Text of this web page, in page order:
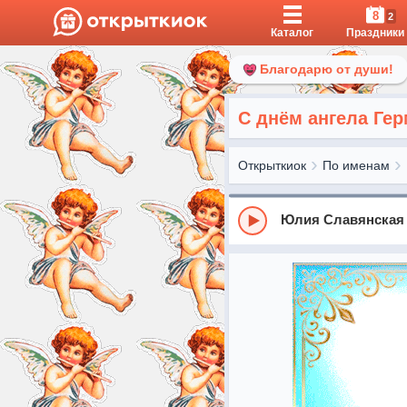
Каталог
8 2
Праздники
Благодарю от души!
С днём ангела
Открыткиок По именам
Юлия Славянская